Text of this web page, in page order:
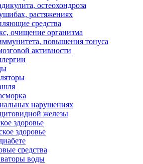
остеохондроза
растяжениях
средства
очищение организма
повышения тонуса
активности
нарушениях
железы
здоровье
здоровье
средства
воды